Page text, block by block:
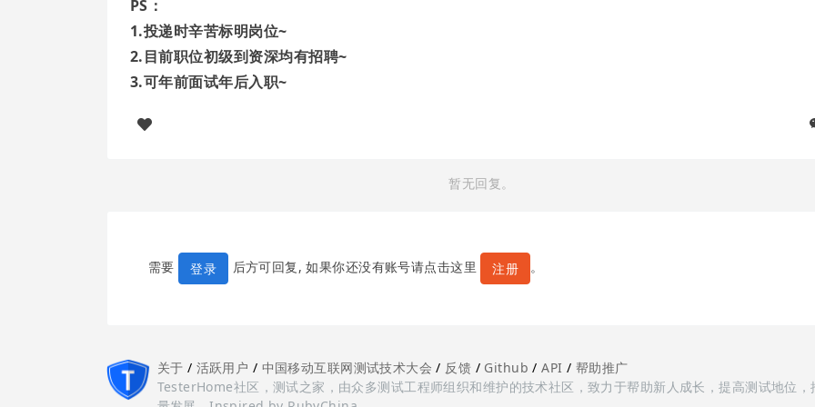
PS：
1.投递时辛苦标明岗位~
2.目前职位初级到资深均有招聘~
3.可年前面试年后入职~
暂无回复。
需要 登录 后方可回复, 如果你还没有账号请点击这里 注册 。
关于 / 活跃用户 / 中国移动互联网测试技术大会 / 反馈 / Github /API / 帮助推广
TesterHome社区，测试之家，由众多测试工程师组织和维护的技术社区，致力于帮助新人成长，提高测试地位，